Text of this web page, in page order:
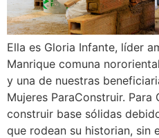
Ella es Gloria Infante, líder
Manrique comuna
y una de nuestras
Mujeres ParaConstruir.
construir base sólidas
que rodean su historian, sin